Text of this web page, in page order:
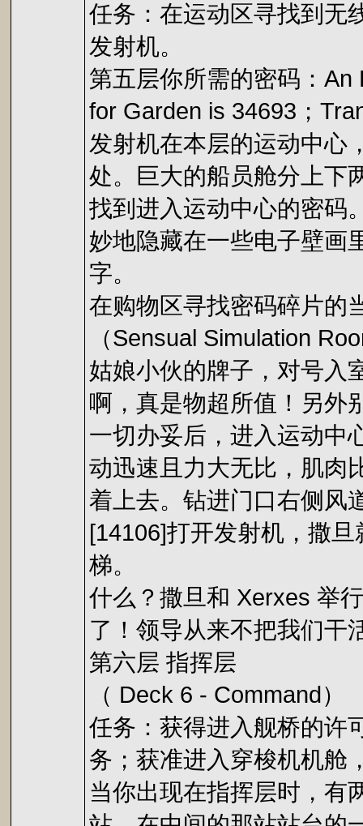
任务：在运动区寻找到无
发射机。
第五层你所需的密码：An
for Garden is 34693；
发射机在本层的运动中心
处。巨大的船员舱分上下
找到进入运动中心的密码
妙地隐藏在一些电子壁画
字。
在购物区寻找密码碎片的
（Sensual Simulation
姑娘小伙的牌子，对号
啊，真是物超所值！另外
一切办妥后，进入运动中
动迅速且力大无比，肌肉
着上去。钻进门口右侧风
[14106]打开发射机，撒
梯。
什么？撒旦和 Xerxes 举
了！领导从来不把我们干
第六层 指挥层
（ Deck 6 - Command）
任务：获得进入舰桥的许
务；获准进入穿梭机机舱
当你出现在指挥层时，有